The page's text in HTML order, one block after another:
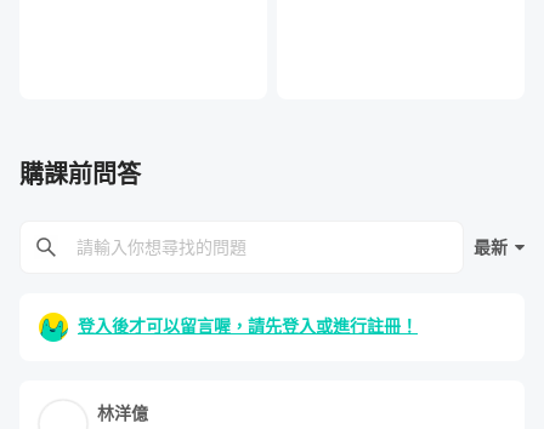
購課前問答
最新
登入後才可以留言喔，請先登入或進行註冊！
林洋億